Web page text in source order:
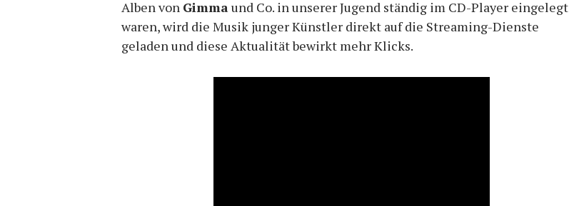
Alben von Gimmaund Co. in unserer Jugend ständig im CD-Player eingelegt
waren, wird die Musik junger Künstler direkt auf die Streaming-Dienste
geladen und diese Aktualität bewirkt mehr Klicks.